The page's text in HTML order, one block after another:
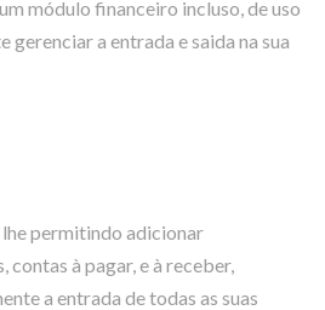
módulo financeiro incluso, de uso
gerenciar a entrada e saida na sua
permitindo adicionar
contas à pagar, e à receber,
a entrada de todas as suas